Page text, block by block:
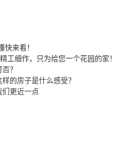
来看！
工细作，只为给您一个花园的家！
？
的房子是什么感受？
们更近一点